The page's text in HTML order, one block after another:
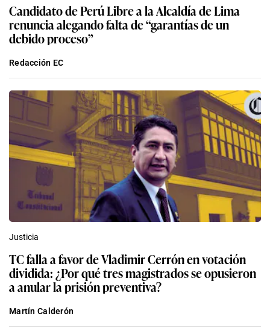
Candidato de Perú Libre a la Alcaldía de Lima
renuncia alegando falta de “garantías de un
debido proceso”
Redacción EC
Justicia
TC falla a favor de Vladimir Cerrón en votación
dividida: ¿Por qué tres magistrados se opusieron
a anular la prisión preventiva?
Martín Calderón